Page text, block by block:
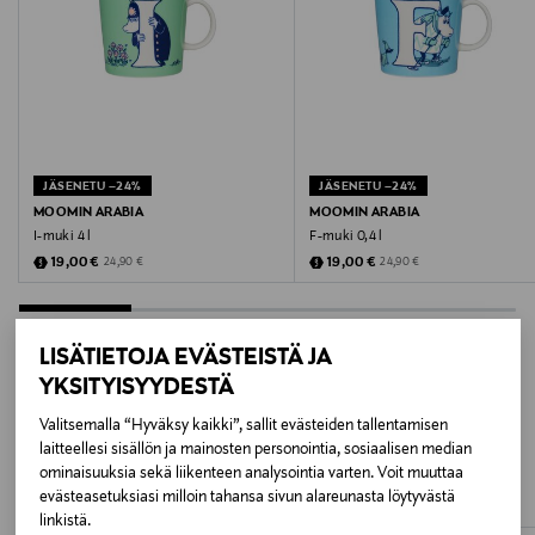
LISÄTIETOJA EVÄSTEISTÄ JA
YKSITYISYYDESTÄ
Valitsemalla “Hyväksy kaikki”, sallit evästeiden tallentamisen
laitteellesi sisällön ja mainosten personointia, sosiaalisen median
ominaisuuksia sekä liikenteen analysointia varten. Voit muuttaa
evästeasetuksiasi milloin tahansa sivun alareunasta löytyvästä
linkistä.
Valmistusmaa
Thaimaa
Valmistaja
Fiskars Oyj
Keilaniementie 10, 02150, Espoo, Finland
Digitaalinen osoite
JÄSENETU –24%
MOOMIN ARABIA
I-muki 4 l
Discounted Price
19,00 € Original Price
24,90 €
JÄSENETU –24%
MOOMIN ARABIA
F-muki 0,4 l
Discounted Price
19,00 € Original Price
24,90 €
LISÄÄ KIINNOSTAVIA
TUOTTEITA